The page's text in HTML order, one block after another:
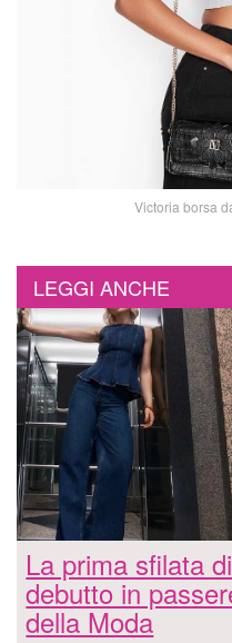
Victoria borsa
LEGGI ANCHE
La prima sfilata
debutto in
della Moda